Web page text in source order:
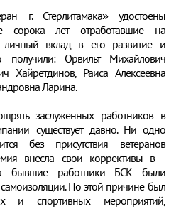
г. Стерлитамака» удостоены
сорока лет отработавшие на
вклад в его развитие и
получили: Орвильт Михайлович
Хайретдинов, Раиса Алексеевна
Ларина.
заслуженных работников в
существует давно. Ни одно
без присутствия ветеранов
внесла свои коррективы в -
бывшие работники БСК были
По этой причине был
и спортивных мероприятий,